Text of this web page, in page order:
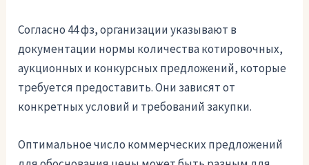
Согласно 44 фз, организации указывают в
документации нормы количества котировочных,
аукционных и конкурсных предложений, которые
требуется предоставить. Они зависят от
конкретных условий и требований закупки.
Оптимальное число коммерческих предложений